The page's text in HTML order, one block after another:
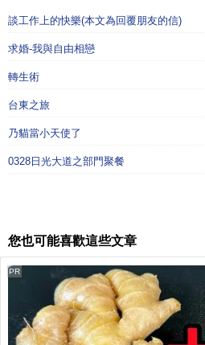
談工作上的快樂(本文為回覆朋友的信)
求婚-我與自由相戀
轉生術
台東之旅
乃貓當小天使了
0328日光大道之部門聚餐
您也可能喜歡這些文章
PR